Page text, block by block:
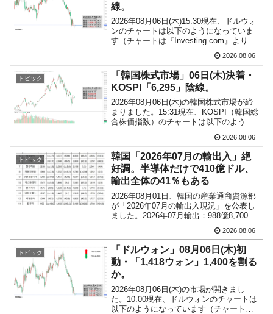
線。
2026年08月06日(木)15:30現在、ドルウォ
ンのチャートは以下のようになっていま
す（チャートは『Investing.com』より引
用）。現在のところ「1ドル＝1,423ウォ
ン」近辺の攻防となっています。ローソ
ク足1本が1分間の値動き...
2026.08.06
トピック
「韓国株式市場」06日(木)決着・
KOSPI「6,295」陰線。
2026年08月06日(木)の韓国株式市場が締
まりました。15:31現在、KOSPI（韓国総
合株価指数）のチャートは以下のように
『Investing.com』より引用）。陰線が伸
びました。KOSPIは「6,295」ま...
2026.08.06
トピック
韓国「2026年07月の輸出入」絶
好調。半導体だけで410億ドル、
輸出全体の41％もある
2026年08月01日、韓国の産業通商資源部
が「2026年07月の輸出入現況」を公表し
ました。2026年07月輸出：988億8,700万
（26.5％）貿易収支：303億2,400万ドル
2026...
2026.08.06
トピック
「ドルウォン」08月06日(木)初
動・「1,418ウォン」1,400を割る
か。
2026年08月06日(木)の市場が開きまし
た。10:00現在、ドルウォンのチャートは
以下のようになっています（チャートは